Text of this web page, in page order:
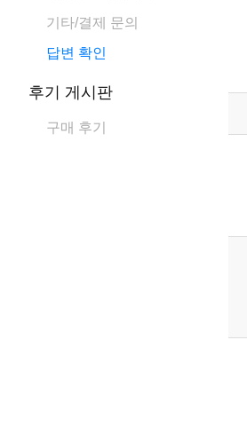
기타/결제 문의
답변 확인
후기 게시판
구매 후기